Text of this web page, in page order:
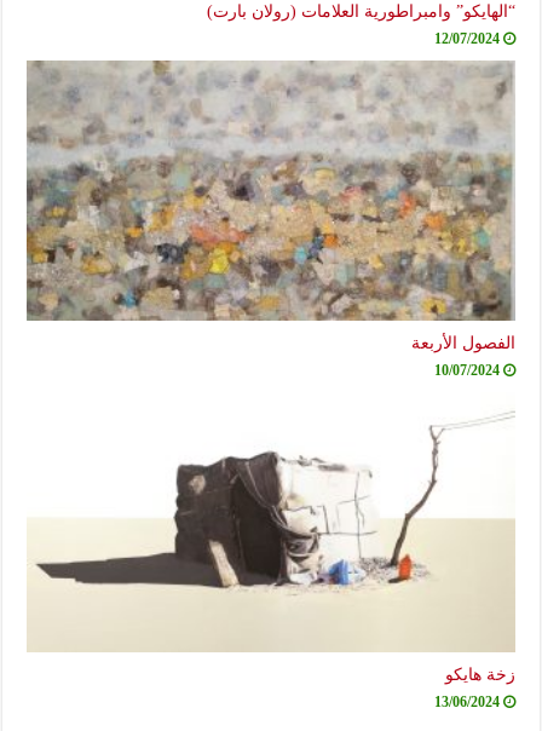
“الهايكو” وامبراطورية العلامات (رولان بارت)
12/07/2024
الفصول الأربعة
10/07/2024
زخة هايكو
13/06/2024